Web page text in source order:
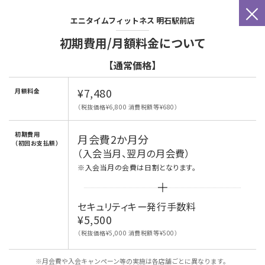
×
エニタイムフィットネス 明石駅前店
初期費用/月額料金について
【通常価格】
月額料金 ¥7,480
（税抜価格¥6,800 消費税額等¥680）
初期費用
（初回お支払額）
月会費2か月分
（入会当月、翌月の月会費）
※入会当月の会費は日割となります。
セキュリティキー発行手数料
¥5,500
（税抜価格¥5,000 消費税額等¥500）
※月会費や入会キャンペーン等の実施は各店舗ごとに異なります。